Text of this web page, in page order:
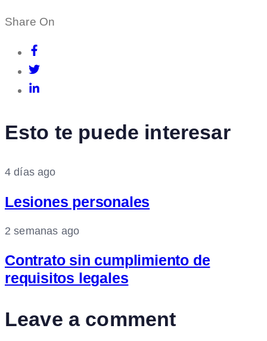
Share On
Esto te puede interesar
4 días ago
Lesiones personales
2 semanas ago
Contrato sin cumplimiento de
requisitos legales
Leave a comment